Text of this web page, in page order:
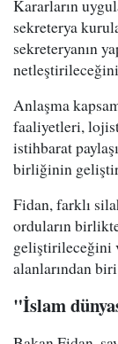
Kararların
sekreterya
sekreteryanın
Anlaşma
faaliyetleri,
istihbarat
birliğinin
Fidan, farklı
orduların
geliştirileceğini
alanlarından
"İslam